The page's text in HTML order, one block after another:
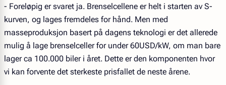
- Foreløpig er svaret ja. Brenselcellene er helt i starten av S-
kurven, og lages fremdeles for hånd. Men med
masseproduksjon basert på dagens teknologi er det allerede
mulig å lage brenselceller for under 60USD/kW, om man bare
lager ca 100.000 biler i året. Dette er den komponenten hvor
vi kan forvente det sterkeste prisfallet de neste årene.